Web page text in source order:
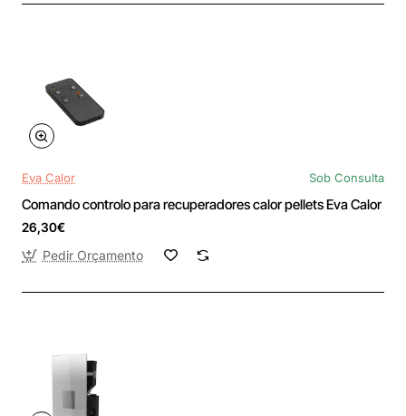
Eva Calor Sob Consulta
Comando controlo para recuperadores calor pellets Eva Calor
26,30€
Pedir Orçamento